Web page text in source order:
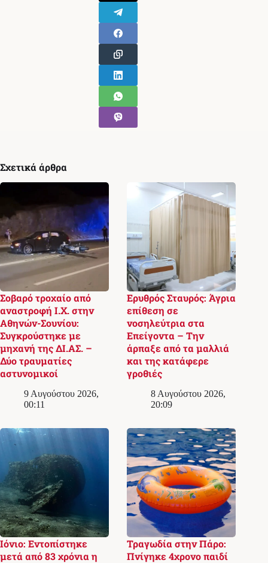
Σχετικά άρθρα
Σοβαρό τροχαίο από
αναστροφή Ι.Χ. στην
Αθηνών-Σουνίου:
Συγκρούστηκε με
μηχανή της ΔΙ.ΑΣ. –
Δύο τραυματίες
αστυνομικοί
9 Αυγούστου 2026,
00:11
Ερυθρός Σταυρός: Άγρια
επίθεση σε
νοσηλεύτρια στα
Επείγοντα – Την
άρπαξε από τα μαλλιά
και της κατάφερε
γροθιές
8 Αυγούστου 2026,
20:09
Ιόνιο: Εντοπίστηκε
μετά από 83 χρόνια η
Τραγωδία στην Πάρο:
Πνίγηκε 4χρονο παιδί